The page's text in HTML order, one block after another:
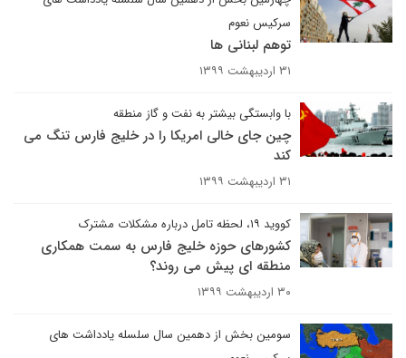
سرکیس نعوم
توهم لبنانی ها
۳۱ اردیبهشت ۱۳۹۹
با وابستگی بیشتر به نفت و گاز منطقه
چین جای خالی امریکا را در خلیج فارس تنگ می
کند
۳۱ اردیبهشت ۱۳۹۹
کووید ۱۹، لحظه تامل درباره مشکلات مشترک
کشورهای حوزه خلیج فارس به سمت همکاری
منطقه ای پیش می روند؟
۳۰ اردیبهشت ۱۳۹۹
سومین بخش از دهمین سال سلسله یادداشت های